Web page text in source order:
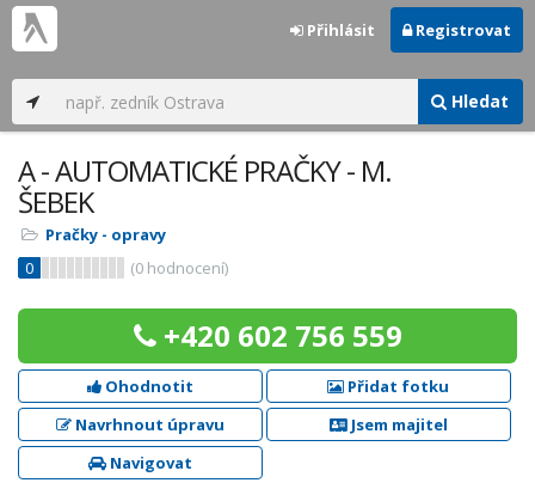
Hledat
Přihlásit Registrovat
A - AUTOMATICKÉ PRAČKY - M.
ŠEBEK
Pračky - opravy
0
(0 hodnocení)
+420 602 756 559
Ohodnotit
Přidat fotku
Navrhnout úpravu
Jsem majitel
Navigovat